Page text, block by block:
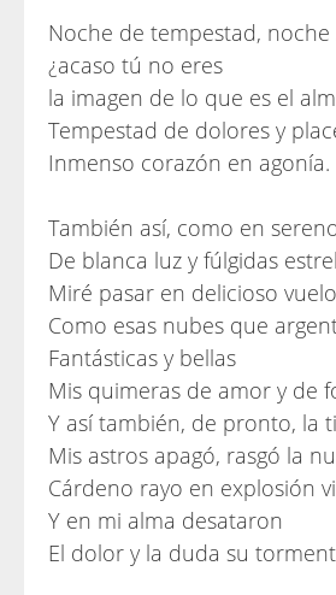
Noche de tempestad, noche
¿acaso tú no eres
la imagen de lo que es el
Tempestad de dolores y
Inmenso corazón en agonía.
También así, como en
De blanca luz y fúlgidas
Miré pasar en delicioso
Como esas nubes que
Fantásticas y bellas
Mis quimeras de amor y de
Y así también, de pronto, la
Mis astros apagó, rasgó la
Cárdeno rayo en explosión
Y en mi alma desataron
El dolor y la duda su